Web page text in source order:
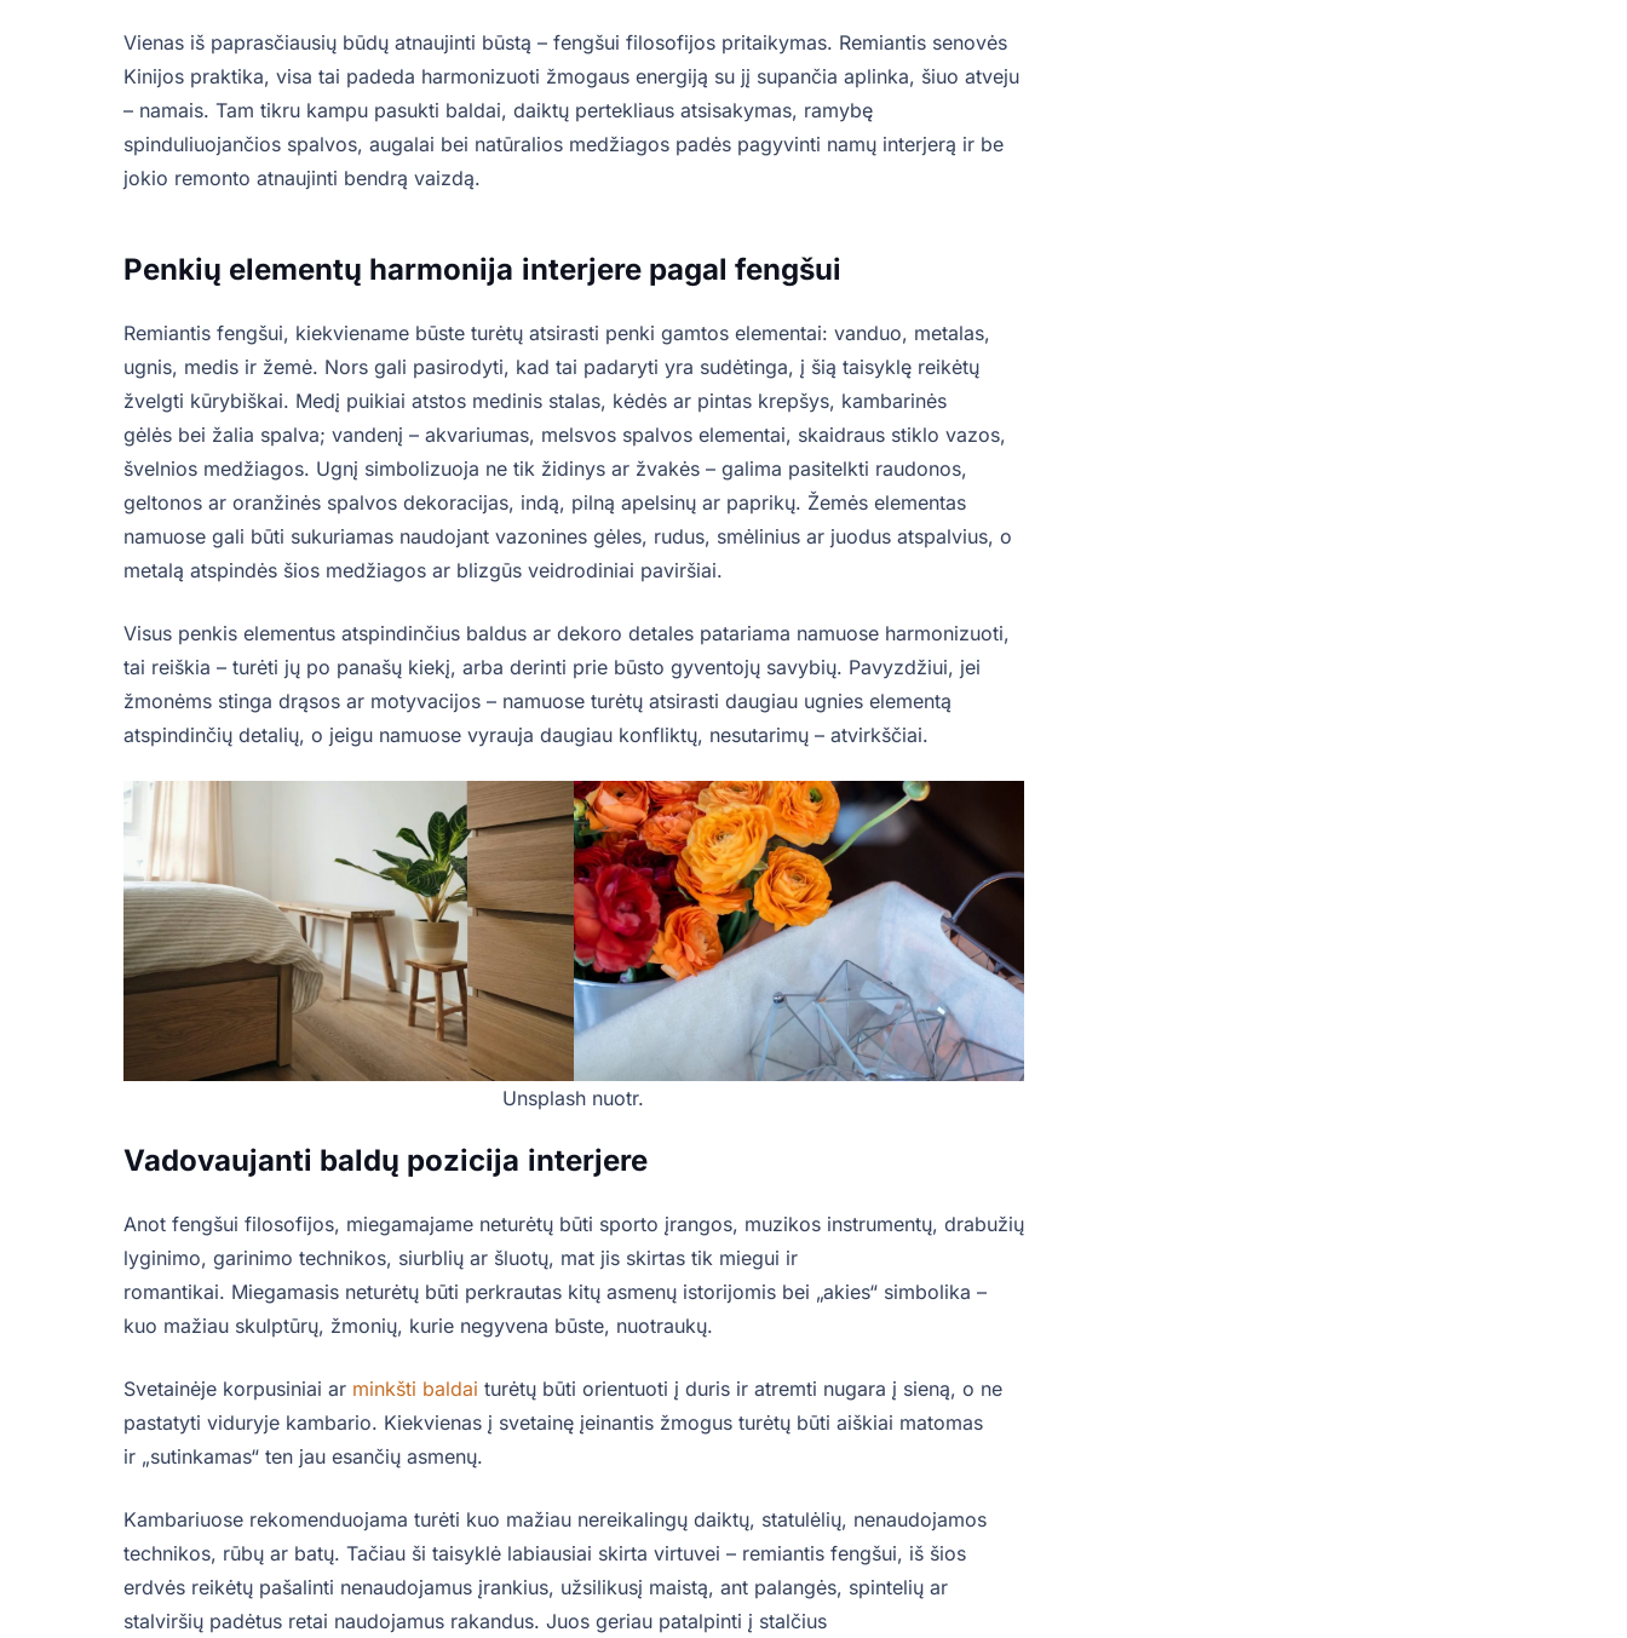
Vienas iš paprasčiausių būdų atnaujinti būstą – fengšui filosofijos pritaikymas. Remiantis senovės
Kinijos praktika, visa tai padeda harmonizuoti žmogaus energiją su jį supančia aplinka, šiuo atveju
– namais. Tam tikru kampu pasukti baldai, daiktų pertekliaus atsisakymas, ramybę
spinduliuojančios spalvos, augalai bei natūralios medžiagos padės pagyvinti namų interjerą ir be
jokio remonto atnaujinti bendrą vaizdą.
Penkių elementų harmonija interjere pagal fengšui
Remiantis fengšui, kiekviename būste turėtų atsirasti penki gamtos elementai: vanduo, metalas,
ugnis, medis ir žemė. Nors gali pasirodyti, kad tai padaryti yra sudėtinga, į šią taisyklę reikėtų
žvelgti kūrybiškai. Medį puikiai atstos medinis stalas, kėdės ar pintas krepšys, kambarinės
gėlės bei žalia spalva; vandenį – akvariumas, melsvos spalvos elementai, skaidraus stiklo vazos,
švelnios medžiagos. Ugnį simbolizuoja ne tik židinys ar žvakės – galima pasitelkti raudonos,
geltonos ar oranžinės spalvos dekoracijas, indą, pilną apelsinų ar paprikų. Žemės elementas
namuose gali būti sukuriamas naudojant vazonines gėles, rudus, smėlinius ar juodus atspalvius, o
metalą atspindės šios medžiagos ar blizgūs veidrodiniai paviršiai.
Visus penkis elementus atspindinčius baldus ar dekoro detales patariama namuose harmonizuoti,
tai reiškia – turėti jų po panašų kiekį, arba derinti prie būsto gyventojų savybių. Pavyzdžiui, jei
žmonėms stinga drąsos ar motyvacijos – namuose turėtų atsirasti daugiau ugnies elementą
atspindinčių detalių, o jeigu namuose vyrauja daugiau konfliktų, nesutarimų – atvirkščiai.
Unsplash nuotr.
Vadovaujanti baldų pozicija interjere
Anot fengšui filosofijos, miegamajame neturėtų būti sporto įrangos, muzikos instrumentų, drabužių
lyginimo, garinimo technikos, siurblių ar šluotų, mat jis skirtas tik miegui ir
romantikai. Miegamasis neturėtų būti perkrautas kitų asmenų istorijomis bei „akies“ simbolika –
kuo mažiau skulptūrų, žmonių, kurie negyvena būste, nuotraukų.
Svetainėje korpusiniai ar minkšti baldai turėtų būti orientuoti į duris ir atremti nugara į sieną, o ne
pastatyti viduryje kambario. Kiekvienas į svetainę įeinantis žmogus turėtų būti aiškiai matomas
ir „sutinkamas“ ten jau esančių asmenų.
Kambariuose rekomenduojama turėti kuo mažiau nereikalingų daiktų, statulėlių, nenaudojamos
technikos, rūbų ar batų. Tačiau ši taisyklė labiausiai skirta virtuvei – remiantis fengšui, iš šios
erdvės reikėtų pašalinti nenaudojamus įrankius, užsilikusį maistą, ant palangės, spintelių ar
stalviršių padėtus retai naudojamus rakandus. Juos geriau patalpinti į stalčius